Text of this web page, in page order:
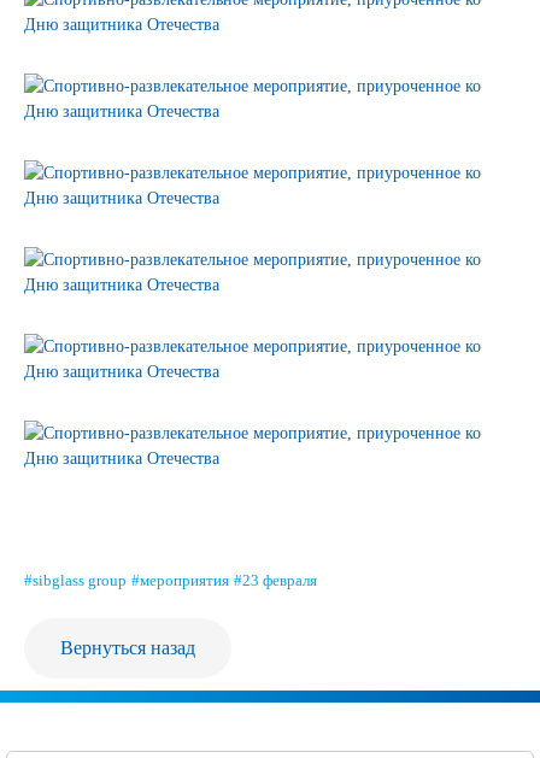
Сертификаты на продукцию Sibglass Trade
Проекты
Контакты
+7 (391) 278-77-77
#sibglass group #мероприятия #23 февраля
Вернуться назад